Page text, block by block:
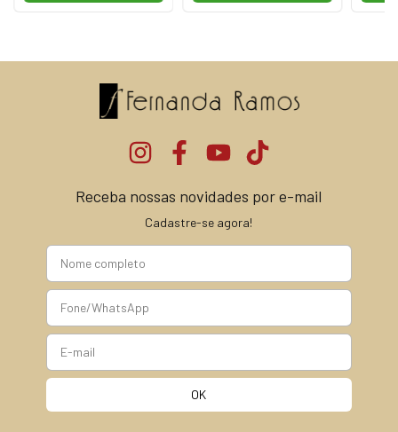
Receba nossas novidades por e-mail
Cadastre-se agora!